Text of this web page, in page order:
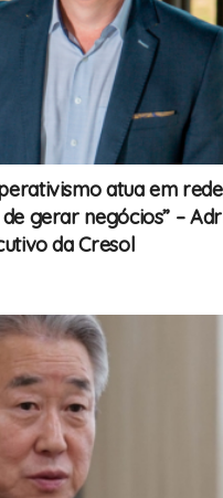
atua em
gerar negócios” –
da Cresol